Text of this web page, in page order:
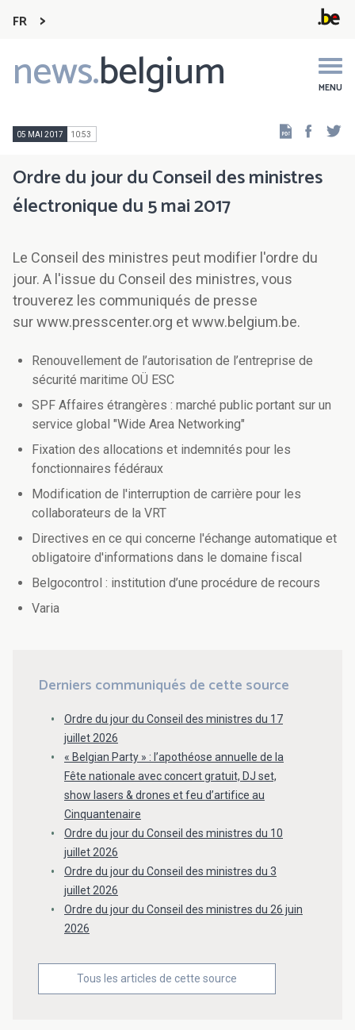
FR
news.belgium MENU
Main
navigation
05 MAI 2017 10:53
Ordre du jour du Conseil des ministres
électronique du 5 mai 2017
Le Conseil des ministres peut modifier l'ordre du
jour. A l'issue du Conseil des ministres, vous
trouverez les communiqués de presse
sur www.presscenter.org et www.belgium.be.
Renouvellement de l’autorisation de l’entreprise de
sécurité maritime OÜ ESC
SPF Affaires étrangères : marché public portant sur un
service global "Wide Area Networking"
Fixation des allocations et indemnités pour les
fonctionnaires fédéraux
Modification de l'interruption de carrière pour les
collaborateurs de la VRT
Directives en ce qui concerne l'échange automatique et
obligatoire d'informations dans le domaine fiscal
Belgocontrol : institution d’une procédure de recours
Varia
Derniers communiqués de cette source
Ordre du jour du Conseil des ministres du 17
juillet 2026
« Belgian Party » : l’apothéose annuelle de la
Fête nationale avec concert gratuit, DJ set,
show lasers & drones et feu d’artifice au
Cinquantenaire
Ordre du jour du Conseil des ministres du 10
juillet 2026
Ordre du jour du Conseil des ministres du 3
juillet 2026
Ordre du jour du Conseil des ministres du 26 juin
2026
Tous les articles de cette source